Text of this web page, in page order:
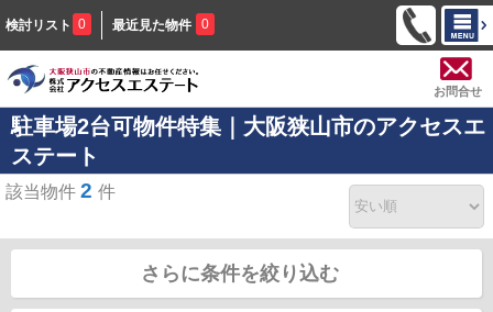
検討リスト 0 最近見た物件 0
お問合せ
駐車場2台可物件特集｜大阪狭山市のアクセスエ
ステート
該当物件 2 件
さらに条件を絞り込む